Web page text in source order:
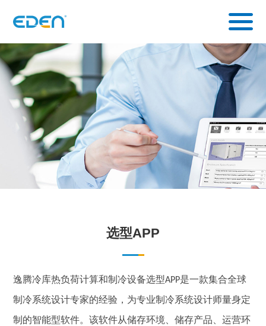
选型APP
逸腾冷库热负荷计算和制冷设备选型APP是一款集合全球
制冷系统设计专家的经验，为专业制冷系统设计师量身定
制的智能型软件。该软件从储存环境、储存产品、运营环